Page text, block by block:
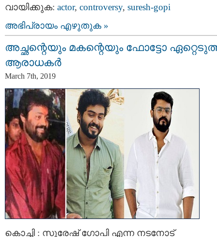
വായിക്കുക: actor, controversy, suresh-gopi
അഭിപ്രായം എഴുതുക »
അച്ഛന്റെയും മകന്റെയും ഫോട്ടോ
ആരാധകര്‍
March 7th, 2019
കൊച്ചി : സുരേഷ് ഗോപി എന്ന നടനോട്